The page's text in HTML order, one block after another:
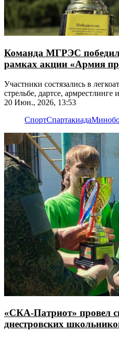
Команда МГРЭС
рамках акции «Армия
Участники состязались в
стрельбе, дартсе, армрестлинге
20 Июн., 2026, 13:53
СпортСпартакиада
«СКА-Патриот» провел
днестровских